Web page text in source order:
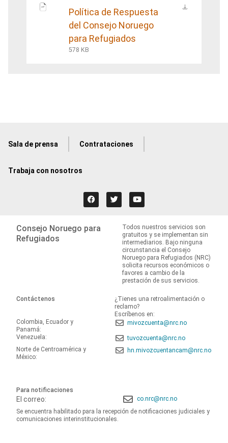
Política de Respuesta
del Consejo Noruego
para Refugiados
578 KB
Sala de prensa Contrataciones
Trabaja con nosotros
Consejo Noruego para
Refugiados
Todos nuestros servicios son
gratuitos y se implementan sin
intermediarios. Bajo ninguna
circunstancia el Consejo
Noruego para Refugiados (NRC)
solicita recursos económicos o
favores a cambio de la
prestación de sus servicios.
Contáctenos
¿Tienes una retroalimentación o
reclamo?
Escríbenos en:
Colombia, Ecuador y
Panamá:
mivozcuenta@nrc.no
Venezuela:
tuvozcuenta@nrc.no
Norte de Centroamérica y
México:
hn.mivozcuentancam@nrc.no
Para notificaciones
El correo:
co.nrc@nrc.no
Se encuentra habilitado para la recepción de notificaciones judiciales y
comunicaciones interinstitucionales.